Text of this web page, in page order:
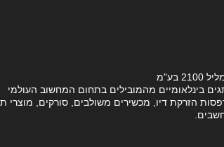
בע"מ
בינלאומיים מהמובילים בתחום המחשוב העולמי
דיו, מכשירים משולבים, סורקים, מוצרי